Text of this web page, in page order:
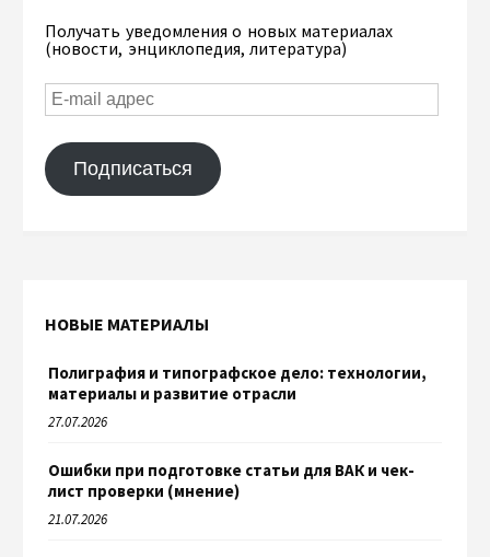
Получать уведомления о новых материалах
(новости, энциклопедия, литература)
Подписаться
НОВЫЕ МАТЕРИАЛЫ
Полиграфия и типографское дело: технологии,
материалы и развитие отрасли
27.07.2026
Ошибки при подготовке статьи для ВАК и чек-
лист проверки (мнение)
21.07.2026